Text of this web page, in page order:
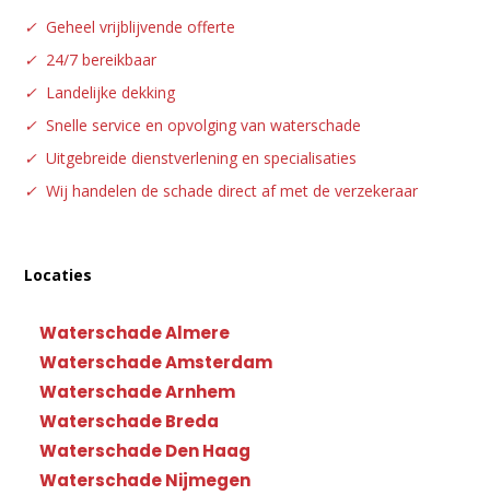
✓ Geheel vrijblijvende offerte
✓ 24/7 bereikbaar
✓ Landelijke dekking
✓ Snelle service en opvolging van waterschade
✓ Uitgebreide dienstverlening en specialisaties
✓ Wij handelen de schade direct af met de verzekeraar
Locaties
Waterschade Almere
Waterschade Amsterdam
Waterschade Arnhem
Waterschade Breda
Waterschade Den Haag
Waterschade Nijmegen